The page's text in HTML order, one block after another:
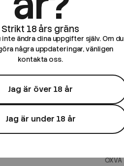
OXVA
inte ändra dina uppgifter själv. Om du
några uppdateringar, vänligen
kontakta oss.
Jag är över 18 år
Jag är under 18 år